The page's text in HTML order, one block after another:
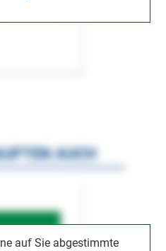
auf Sie abgestimmte
AUCH